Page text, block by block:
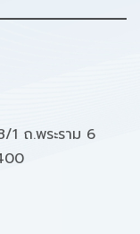
1 ถ.พระราม 6